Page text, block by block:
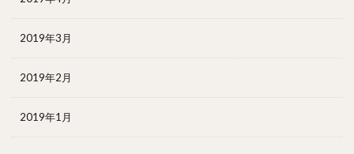
2019年3月
2019年2月
2019年1月